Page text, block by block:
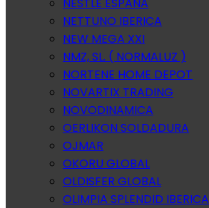
NETTUNO IBERICA
NEW MEGA XXI
NMZ, SL. ( NORMALUZ )
NORTENE HOME DEPOT
NOVARTIX TRADING
NOVODINAMICA
OERLIKON SOLDADURA
OJMAR
OKORU GLOBAL
OLDISFER GLOBAL
OLIMPIA SPLENDID IBERICA